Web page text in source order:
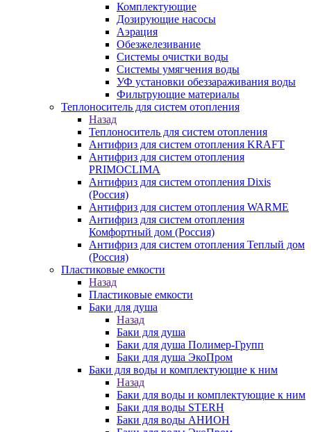
Комплектующие
Дозирующие насосы
Аэрация
Обезжелезивание
Системы очистки воды
Системы умягчения воды
УФ установки обеззараживания воды
Фильтрующие материалы
Теплоноситель для систем отопления
Назад
Теплоноситель для систем отопления
Антифриз для систем отопления KRAFT
Антифриз для систем отопления
PRIMOCLIMA
Антифриз для систем отопления Dixis
(Россия)
Антифриз для систем отопления WARME
Антифриз для систем отопления
Комфортный дом (Россия)
Антифриз для систем отопления Теплый дом
(Россия)
Пластиковые емкости
Назад
Пластиковые емкости
Баки для душа
Назад
Баки для душа
Баки для душа Полимер-Групп
Баки для душа ЭкоПром
Баки для воды и комплектующие к ним
Назад
Баки для воды и комплектующие к ним
Баки для воды STERH
Баки для воды АНИОН